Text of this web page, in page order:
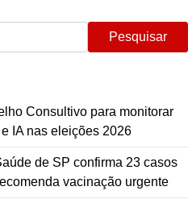
Pesquisar
Consultivo para monitorar
IA nas eleições 2026
de SP confirma 23 casos
vacinação urgente